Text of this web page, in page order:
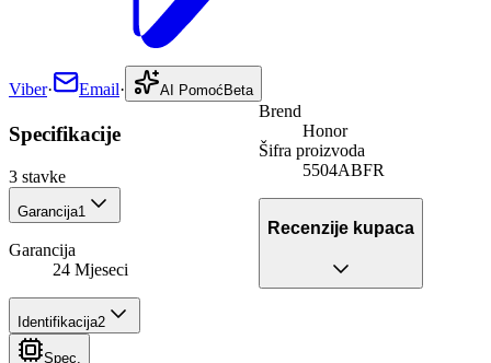
Viber· Email· AI Pomoć Beta
Specifikacije
3 stavke
Garancija1
Garancija
24 Mjeseci
Identifikacija2
Brend
Honor
Šifra proizvoda
5504ABFR
Recenzije kupaca
Spec.